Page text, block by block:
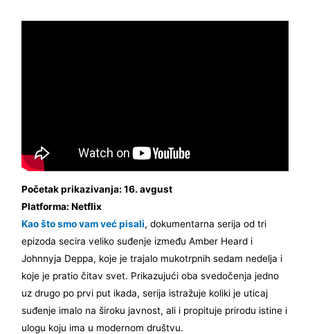
Početak prikazivanja: 16. avgust
Platforma: Netflix
Kao što smo vam već pisali, dokumentarna serija od tri
epizoda secira veliko suđenje između Amber Heard i
Johnnyja Deppa, koje je trajalo mukotrpnih sedam nedelja i
koje je pratio čitav svet. Prikazujući oba svedočenja jedno
uz drugo po prvi put ikada, serija istražuje koliki je uticaj
suđenje imalo na široku javnost, ali i propituje prirodu istine i
ulogu koju ima u modernom društvu.